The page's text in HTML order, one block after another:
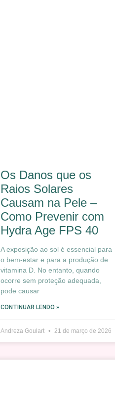
Os Danos que os
Raios Solares
Causam na Pele –
Como Prevenir com
Hydra Age FPS 40
A exposição ao sol é essencial para
o bem-estar e para a produção de
vitamina D. No entanto, quando
ocorre sem proteção adequada,
pode causar
CONTINUAR LENDO »
Andreza Goulart 21 de março de 2026